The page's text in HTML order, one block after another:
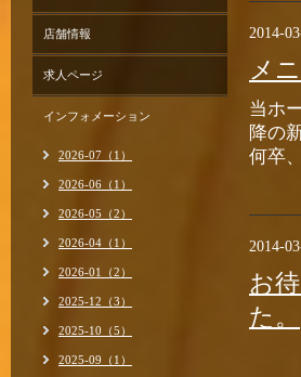
2014-
メ
当ホ
降の
何卒
2014-
お
た。
店舗情報
求人ページ
インフォメーション
2026-07（1）
2026-06（1）
2026-05（2）
2026-04（1）
2026-01（2）
2025-12（3）
2025-10（5）
2025-09（1）